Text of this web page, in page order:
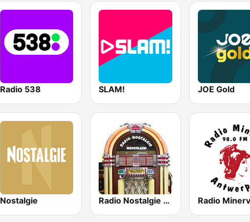
Radio 538 SLAM! JOE Gold
Nostalgie Radio Nostalgie Nederland